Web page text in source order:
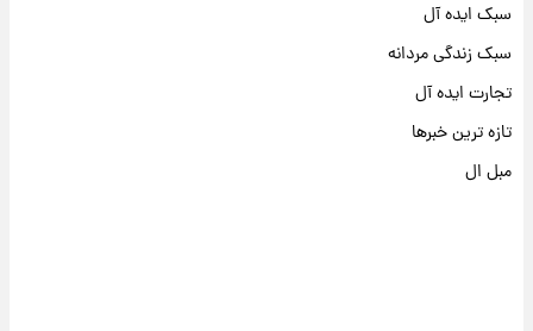
سبک ایده آل
سبک زندگی مردانه
تجارت ایده آل
تازه ترین خبرها
مبل ال